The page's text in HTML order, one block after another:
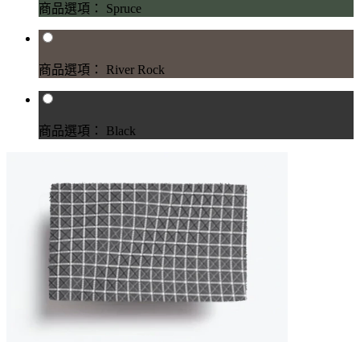
商品選項： Spruce
商品選項： River Rock
商品選項： Black